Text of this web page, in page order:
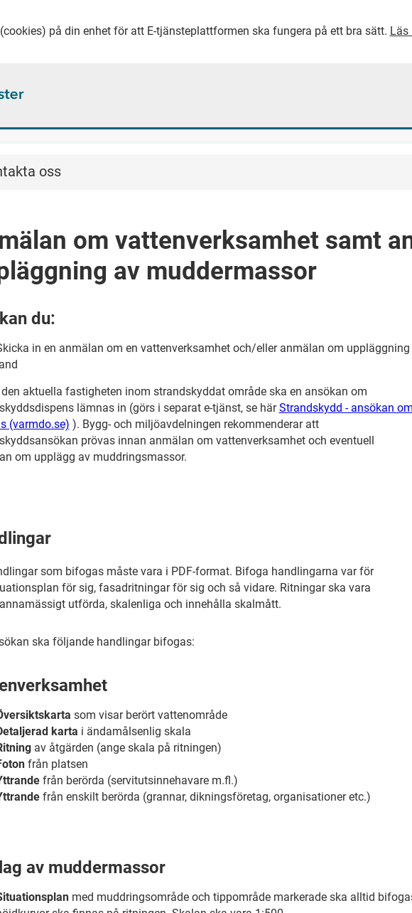
på din enhet för att E-tjänsteplattformen ska fungera på ett bra sätt. Läs
oss
om vattenverksamhet samt
av muddermassor
du:
in en anmälan om en vattenverksamhet och/eller anmälan om
aktuella fastigheten inom strandskyddat område ska en ansökan om
lämnas in (görs i separat e-tjänst, se härStrandskydd - ansökan
(varmdo.se) ). Bygg- och miljöavdelningen rekommenderar att
prövas innan anmälan om vattenverksamhet och eventuell
om upplägg av muddringsmassor.
som bifogas måste vara i PDF-format. Bifoga handlingarna var för
för sig, fasadritningar för sig och så vidare. Ritningar ska vara
utförda, skalenliga och innehålla skalmått.
ska följande handlingar bifogas:
som visar berört vattenområde
karta i ändamålsenlig skala
av åtgärden (ange skala på ritningen)
från platsen
från berörda (servitutsinnehavare m.fl.)
från enskilt berörda (grannar, dikningsföretag, organisationer etc.)
av muddermassor
planmed muddringsområde och tippområde markerade ska alltid